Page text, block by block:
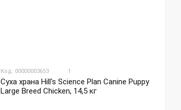
Код: 00000003653 1
Суха храна Hill's Science Plan Canine Puppy
Large Breed Chicken, 14,5 кг